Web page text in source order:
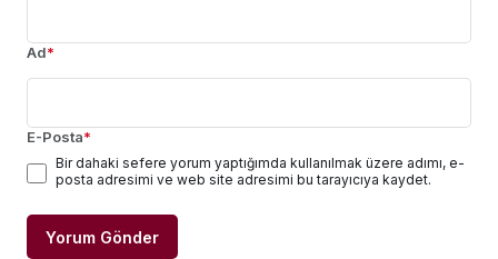
Ad*
E-Posta*
Bir dahaki sefere yorum yaptığımda kullanılmak üzere adımı, e-
posta adresimi ve web site adresimi bu tarayıcıya kaydet.
Yorum Gönder